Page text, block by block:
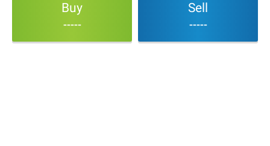
Buy
-----
Sell
-----